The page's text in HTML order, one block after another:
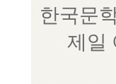
한국문
제일